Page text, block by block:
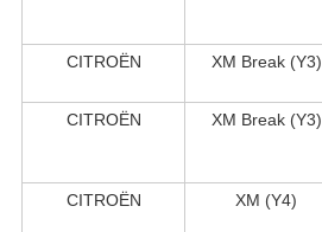
CITROËN
XM Break (Y3)
CITROËN
XM Break (Y3)
CITROËN
XM (Y4)